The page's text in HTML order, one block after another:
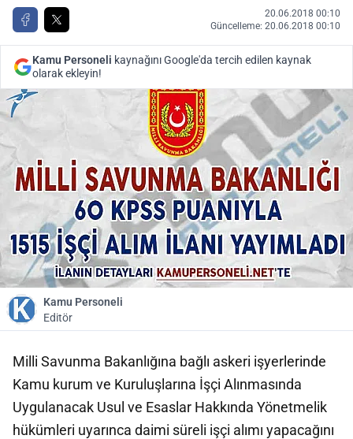
20.06.2018 00:10
Güncelleme: 20.06.2018 00:10
Kamu Personeli kaynağını Google'da tercih edilen kaynak
olarak ekleyin!
Kamu Personeli
Editör
Milli Savunma Bakanlığına bağlı askeri işyerlerinde
Kamu kurum ve Kuruluşlarına İşçi Alınmasında
Uygulanacak Usul ve Esaslar Hakkında Yönetmelik
hükümleri uyarınca daimi süreli işçi alımı yapacağını